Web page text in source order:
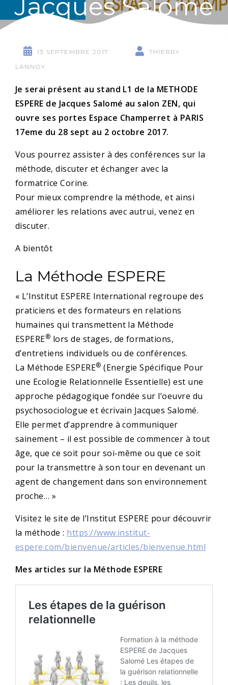
Jacques Salomé
13 SEPTEMBRE 2017
THIERRY
LANNOY
Je serai présent au stand L1 de la METHODE
ESPERE de Jacques Salomé au salon ZEN, qui
ouvre ses portes Espace Champerret à PARIS
17eme du 28 sept au 2 octobre 2017.
Vous pourrez assister à des conférences sur la
méthode, discuter et échanger avec la
formatrice Corine.
Pour mieux comprendre la méthode, et ainsi
améliorer les relations avec autrui, venez en
discuter.
A bientôt
La Méthode ESPERE
« L’Institut ESPERE International regroupe des
praticiens et des formateurs en relations
humaines qui transmettent la Méthode
ESPERE® lors de stages, de formations,
d’entretiens individuels ou de conférences.
La Méthode ESPERE® (Energie Spécifique Pour
une Ecologie Relationnelle Essentielle) est une
approche pédagogique fondée sur l’oeuvre du
psychosociologue et écrivain Jacques Salomé.
Elle permet d’apprendre à communiquer
sainement – il est possible de commencer à tout
âge, que ce soit pour soi-même ou que ce soit
pour la transmettre à son tour en devenant un
agent de changement dans son environnement
proche… »
Visitez le site de l’Institut ESPERE pour découvrir
la méthode : https://www.institut-
espere.com/bienvenue/articles/bienvenue.html
Mes articles sur la Méthode ESPERE